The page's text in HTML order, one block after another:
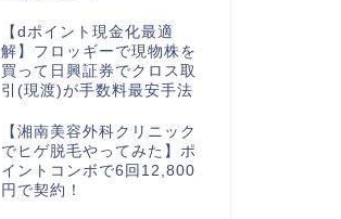
【dポイント現金化最適
解】フロッギーで現物株を
買って日興証券でクロス取
引(現渡)が手数料最安手法
【湘南美容外科クリニック
でヒゲ脱毛やってみた】ポ
イントコンボで6回12,800
円で契約！